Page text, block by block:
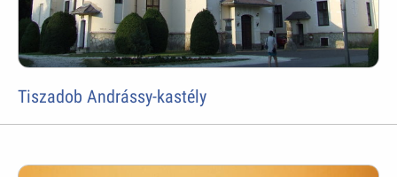
Tiszadob Andrássy-kastély